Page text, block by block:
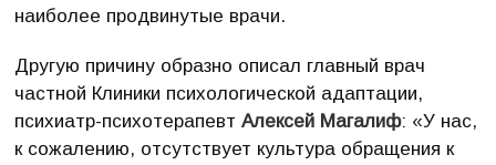
наиболее продвинутые врачи.
Другую причину образно описал главный врач
частной Клиники психологической адаптации,
психиатр-психотерапевтАлексей Магалиф: «У нас,
к сожалению, отсутствует культура обращения к